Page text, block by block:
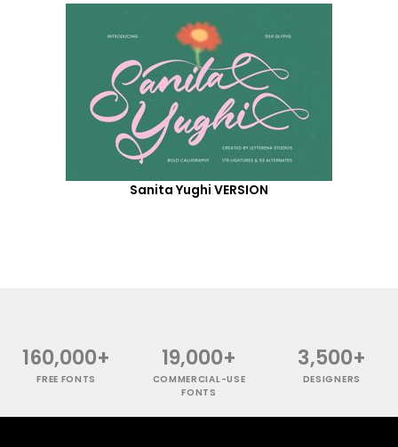
Sanita Yughi VERSION
160,000+
FREE FONTS
19,000+
COMMERCIAL-USE
FONTS
3,500+
DESIGNERS